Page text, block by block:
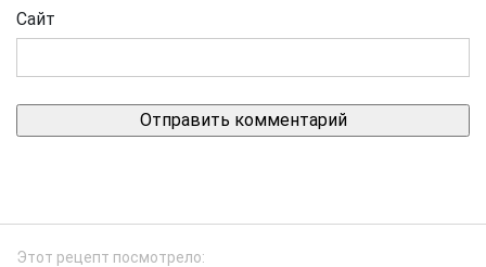
Сайт
Этот рецепт посмотрело: